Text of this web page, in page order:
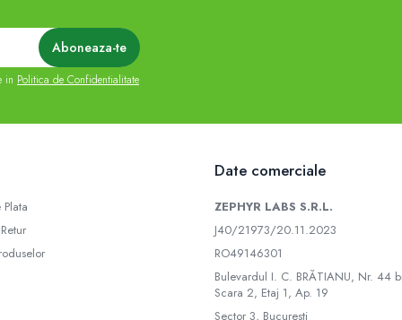
in Politica de Confidentialitate
Date comerciale
ZEPHYR LABS S.R.L.
J40/21973/20.11.2023
RO49146301
Bulevardul I. C. BRĂTIANU, Nr. 44
Scara 2, Etaj 1, Ap. 19
Sector 3, Bucuresti